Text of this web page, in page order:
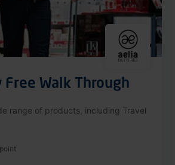
Walk Through
range of products, including Travel